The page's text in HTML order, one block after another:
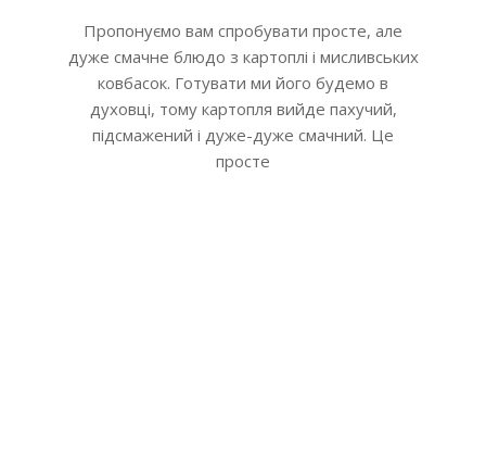
Пропонуємо вам спробувати просте, але
дуже смачне блюдо з картоплі і мисливських
ковбасок. Готувати ми його будемо в
духовці, тому картопля вийде пахучий,
підсмажений і дуже-дуже смачний. Це
просте